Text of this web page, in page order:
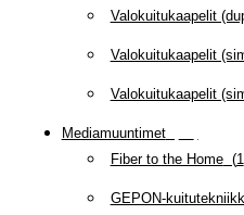
Valokuitukaapelit
Valokuitukaapelit
Valokuitukaapelit
Mediamuuntimet(
Fiber to the Home(1
GEPON-